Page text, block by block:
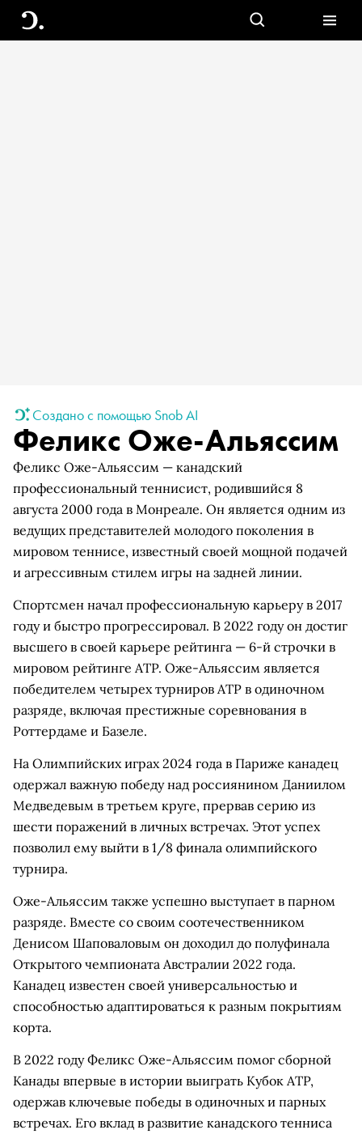
Создано с помощью Snob AI
Феликс Оже-Альяссим
Феликс Оже-Альяссим — канадский
профессиональный теннисист, родившийся 8
августа 2000 года в Монреале. Он является одним из
ведущих представителей молодого поколения в
мировом теннисе, известный своей мощной подачей
и агрессивным стилем игры на задней линии.
Спортсмен начал профессиональную карьеру в 2017
году и быстро прогрессировал. В 2022 году он достиг
высшего в своей карьере рейтинга — 6-й строчки в
мировом рейтинге ATP. Оже-Альяссим является
победителем четырех турниров ATP в одиночном
разряде, включая престижные соревнования в
Роттердаме и Базеле.
На Олимпийских играх 2024 года в Париже канадец
одержал важную победу над россиянином Даниилом
Медведевым в третьем круге, прервав серию из
шести поражений в личных встречах. Этот успех
позволил ему выйти в 1/8 финала олимпийского
турнира.
Оже-Альяссим также успешно выступает в парном
разряде. Вместе со своим соотечественником
Денисом Шаповаловым он доходил до полуфинала
Открытого чемпионата Австралии 2022 года.
Канадец известен своей универсальностью и
способностью адаптироваться к разным покрытиям
корта.
В 2022 году Феликс Оже-Альяссим помог сборной
Канады впервые в истории выиграть Кубок ATP,
одержав ключевые победы в одиночных и парных
встречах. Его вклад в развитие канадского тенниса